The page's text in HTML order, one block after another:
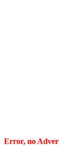
Error, no